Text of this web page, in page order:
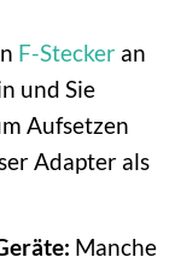
F-Steckeran
und Sie
Aufsetzen
Adapter als
Manche